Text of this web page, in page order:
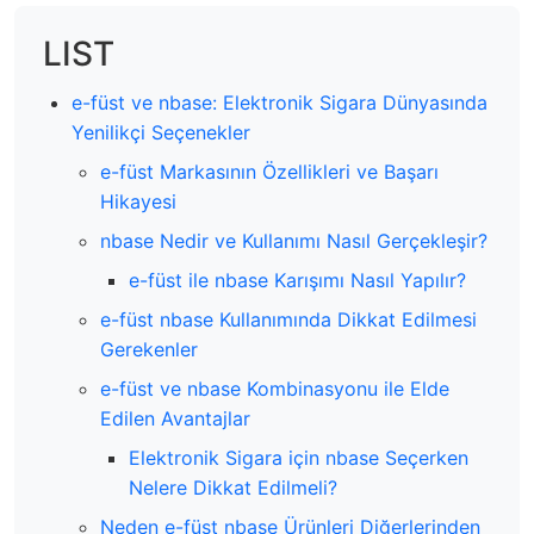
LIST
e-füst ve nbase: Elektronik Sigara Dünyasında
Yenilikçi Seçenekler
e-füst Markasının Özellikleri ve Başarı
Hikayesi
nbase Nedir ve Kullanımı Nasıl Gerçekleşir?
e-füst ile nbase Karışımı Nasıl Yapılır?
e-füst nbase Kullanımında Dikkat Edilmesi
Gerekenler
e-füst ve nbase Kombinasyonu ile Elde
Edilen Avantajlar
Elektronik Sigara için nbase Seçerken
Nelere Dikkat Edilmeli?
Neden e-füst nbase Ürünleri Diğerlerinden